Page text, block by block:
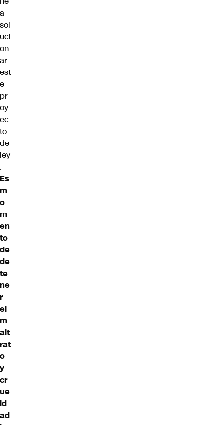
a
sol
uci
on
ar
est
e
pr
oy
ec
to
de
ley
.
Es
m
o
m
en
to
de
de
te
ne
r
el
m
alt
rat
o
y
cr
ue
ld
ad